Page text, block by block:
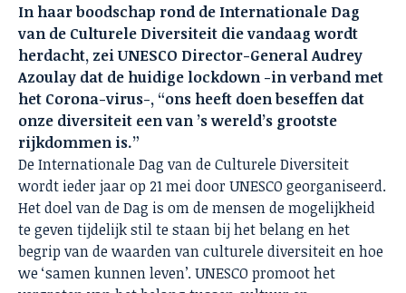
In haar boodschap rond de Internationale Dag
van de Culturele Diversiteit die vandaag wordt
herdacht, zeiUNESCO Director-General Audrey
Azoulay dat de huidige lockdown -in verband met
het Corona-virus-, “ons heeft doen beseffen dat
onze diversiteit een van ’s wereld’s grootste
rijkdommen is.”
De Internationale Dag van de Culturele Diversiteit
wordt ieder jaar op 21 mei door UNESCO georganiseerd.
Het doel van de Dag is om de mensen de mogelijkheid
te geven tijdelijk stil te staan bij het belang en het
begrip van de waarden van culturele diversiteit en hoe
we ‘samen kunnen leven’. UNESCO promoot het